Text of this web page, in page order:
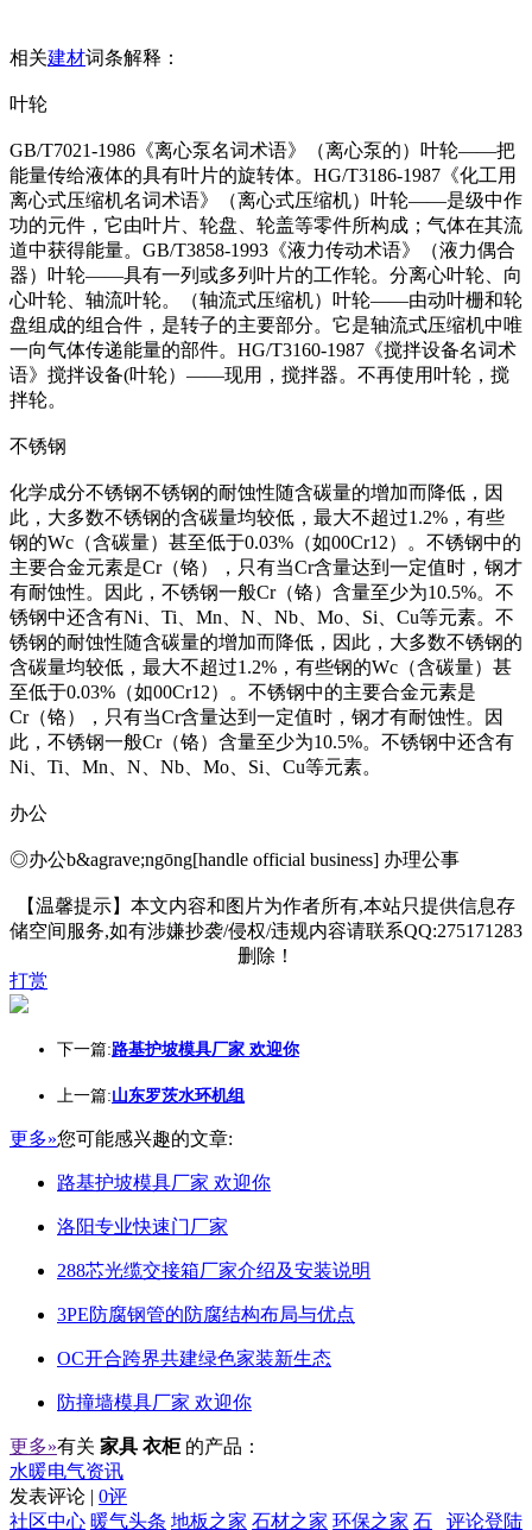
相关建材词条解释：
叶轮
GB/T7021-1986《离心泵名词术语》（离心泵的）叶轮——把
能量传给液体的具有叶片的旋转体。HG/T3186-1987《化工用
离心式压缩机名词术语》（离心式压缩机）叶轮——是级中作
功的元件，它由叶片、轮盘、轮盖等零件所构成；气体在其流
道中获得能量。GB/T3858-1993《液力传动术语》（液力偶合
器）叶轮——具有一列或多列叶片的工作轮。分离心叶轮、向
心叶轮、轴流叶轮。（轴流式压缩机）叶轮——由动叶栅和轮
盘组成的组合件，是转子的主要部分。它是轴流式压缩机中唯
一向气体传递能量的部件。HG/T3160-1987《搅拌设备名词术
语》搅拌设备(叶轮）——现用，搅拌器。不再使用叶轮，搅
拌轮。
不锈钢
化学成分不锈钢不锈钢的耐蚀性随含碳量的增加而降低，因
此，大多数不锈钢的含碳量均较低，最大不超过1.2%，有些
钢的Wc（含碳量）甚至低于0.03%（如00Cr12）。不锈钢中的
主要合金元素是Cr（铬），只有当Cr含量达到一定值时，钢才
有耐蚀性。因此，不锈钢一般Cr（铬）含量至少为10.5%。不
锈钢中还含有Ni、Ti、Mn、N、Nb、Mo、Si、Cu等元素。不
锈钢的耐蚀性随含碳量的增加而降低，因此，大多数不锈钢的
含碳量均较低，最大不超过1.2%，有些钢的Wc（含碳量）甚
至低于0.03%（如00Cr12）。不锈钢中的主要合金元素是
Cr（铬），只有当Cr含量达到一定值时，钢才有耐蚀性。因
此，不锈钢一般Cr（铬）含量至少为10.5%。不锈钢中还含有
Ni、Ti、Mn、N、Nb、Mo、Si、Cu等元素。
办公
◎办公b&agrave;ngōng[handle official business] 办理公事
【温馨提示】本文内容和图片为作者所有,本站只提供信息存
储空间服务,如有涉嫌抄袭/侵权/违规内容请联系QQ:275171283
删除！
打赏
下一篇:路基护坡模具厂家 欢迎你
上一篇:山东罗茨水环机组
更多»您可能感兴趣的文章:
路基护坡模具厂家 欢迎你
洛阳专业快速门厂家
288芯光缆交接箱厂家介绍及安装说明
3PE防腐钢管的防腐结构布局与优点
OC开合跨界共建绿色家装新生态
防撞墙模具厂家 欢迎你
更多»有关 家具 衣柜 的产品：
水暖电气资讯
发表评论 | 0评
评论登陆
社区中心 暖气头条 地板之家 石材之家 环保之家 石